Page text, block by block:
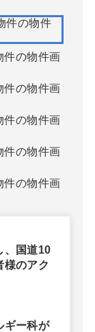
、国道10
様のアク
ギー科が